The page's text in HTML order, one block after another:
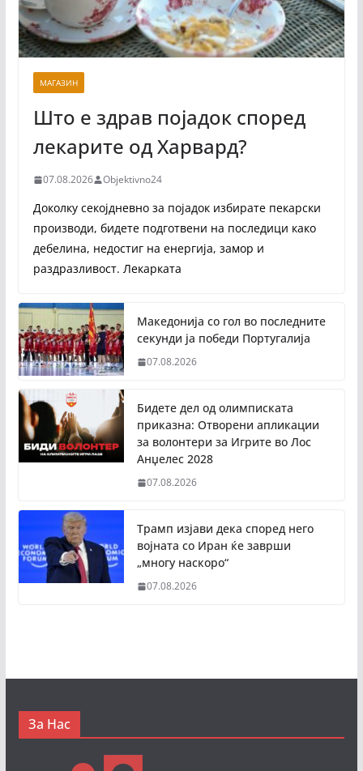
МАГАЗИН
Што е здрав појадок според
лекарите од Харвард?
07.08.2026 Objektivno24
Доколку секојдневно за појадок избирате пекарски
производи, бидете подготвени на последици како
дебелина, недостиг на енергија, замор и
раздразливост. Лекарката
Македонија со гол во последните
секунди ја победи Португалија
07.08.2026
Бидете дел од олимписката
приказна: Отворени апликации
за волонтери за Игрите во Лос
Анџелес 2028
07.08.2026
Трамп изјави дека според него
војната со Иран ќе заврши
„многу наскоро“
07.08.2026
За Нас